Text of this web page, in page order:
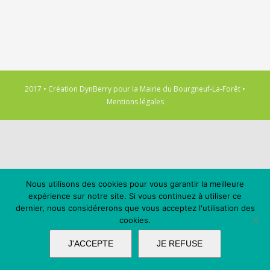
2017 • Création DynBerry pour la Mairie du Bourgneuf-La-Forêt •
Mentions légales
Nous utilisons des cookies pour vous garantir la meilleure
expérience sur notre site. Si vous continuez à utiliser ce
dernier, nous considérerons que vous acceptez l'utilisation des
cookies.
J'ACCEPTE JE REFUSE